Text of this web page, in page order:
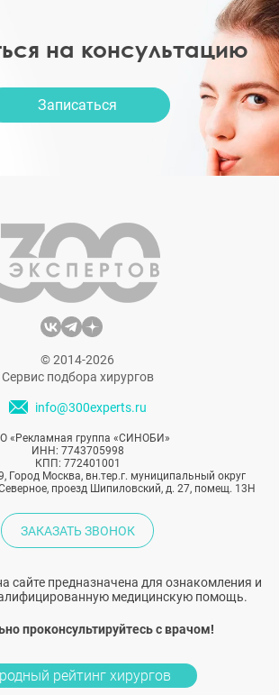
на консультацию
Записаться
© 2014-2026
Сервис подбора хирургов
info@300experts.ru
«Рекламная группа «СИНОБИ»
ИНН: 7743705998
КПП: 772401001
Город Москва, вн.тер.г. муниципальный округ
проезд Шипиловский, д. 27, помещ. 13Н
ЗАКАЗАТЬ ЗВОНОК
сайте предназначена для ознакомления и
медицинскую помощь.
проконсультируйтесь с врачом!
рейтинг хирургов